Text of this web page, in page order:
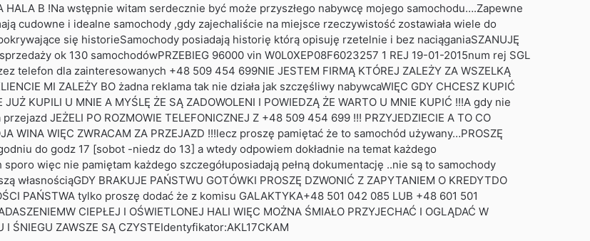
HALA B !Na wstępnie witam serdecznie być może przyszłego nabywcę mojego samochodu….Zapewne
cudowne i idealne samochody ,gdy zajechaliście na miejsce rzeczywistość zostawiała wiele do
się historieSamochody posiadają historię którą opisuję rzetelnie i bez naciąganiaSZANUJĘ
ok 130 samochodówPRZEBIEG 96000 vin W0L0XEP08F6023257 1 REJ 19-01-2015num rej SGL
telefon dla zainteresowanych +48 509 454 699NIE JESTEM FIRMĄ KTÓREJ ZALEŻY ZA WSZELKĄ
MI ZALEŻY BO żadna reklama tak nie działa jak szczęśliwy nabywcaWIĘC GDY CHCESZ KUPIĆ
KUPILI U MNIE A MYŚLĘ ŻE SĄ ZADOWOLENI I POWIEDZĄ ŻE WARTO U MNIE KUPIĆ !!!A gdy nie
JEŻELI PO ROZMOWIE TELEFONICZNEJ Z +48 509 454 699 !!! PRZYJEDZIECIE A TO CO
WINA WIĘC ZWRACAM ZA PRZEJAZD !!!lecz proszę pamiętać że to samochód używany…PROSZĘ
do godz 17 [sobot -niedz do 13] a wtedy odpowiem dokładnie na temat każdego
więc nie pamiętam każdego szczegółuposiadają pełną dokumentację ..nie są to samochody
BRAKUJE PAŃSTWU GOTÓWKI PROSZĘ DZWONIĆ Z ZAPYTANIEM O KREDYTDO
PAŃSTWA tylko proszę dodać że z komisu GALAKTYKA+48 501 042 085 LUB +48 601 501
CIEPŁEJ I OŚWIETLONEJ HALI WIĘC MOŻNA ŚMIAŁO PRZYJECHAĆ I OGLĄDAĆ W
I ŚNIEGU ZAWSZE SĄ CZYSTEIdentyfikator:AKL17CKAM